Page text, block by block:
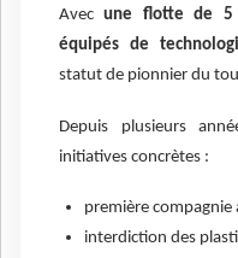
Avecune flotte de 5
équipés de
statut de pionnier du
Depuis plusieurs
initiatives concrètes :
première
interdiction des